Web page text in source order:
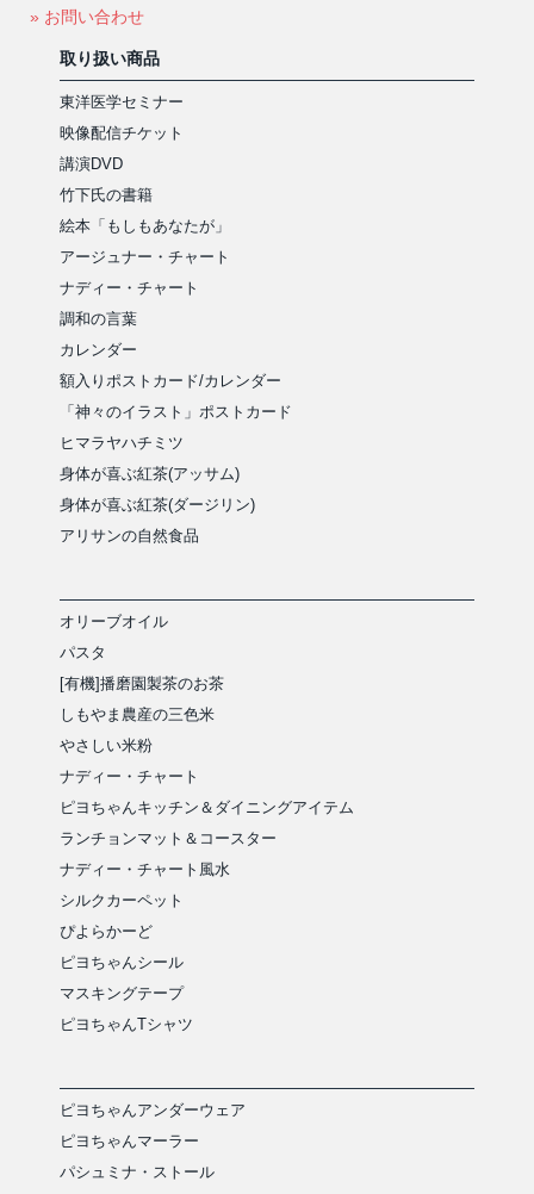
» お問い合わせ
取り扱い商品
東洋医学セミナー
映像配信チケット
講演DVD
竹下氏の書籍
絵本「もしもあなたが」
アージュナー・チャート
ナディー・チャート
調和の言葉
カレンダー
額入りポストカード/カレンダー
「神々のイラスト」ポストカード
ヒマラヤハチミツ
身体が喜ぶ紅茶(アッサム)
身体が喜ぶ紅茶(ダージリン)
アリサンの自然食品
オリーブオイル
パスタ
[有機]播磨園製茶のお茶
しもやま農産の三色米
やさしい米粉
ナディー・チャート
ピヨちゃんキッチン＆ダイニングアイテム
ランチョンマット＆コースター
ナディー・チャート風水
シルクカーペット
ぴよらかーど
ピヨちゃんシール
マスキングテープ
ピヨちゃんTシャツ
ピヨちゃんアンダーウェア
ピヨちゃんマーラー
パシュミナ・ストール